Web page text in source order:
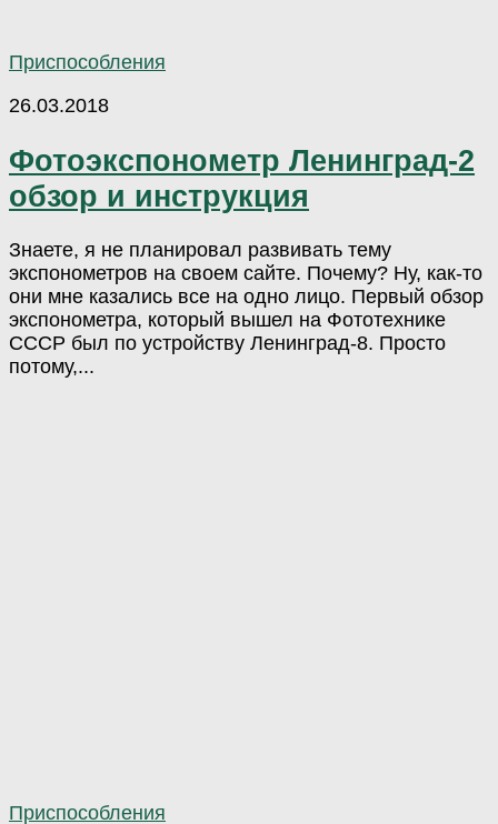
Приспособления
26.03.2018
Фотоэкспонометр Ленинград-2
обзор и инструкция
Знаете, я не планировал развивать тему
экспонометров на своем сайте. Почему? Ну, как-то
они мне казались все на одно лицо. Первый обзор
экспонометра, который вышел на Фототехнике
СССР был по устройству Ленинград-8. Просто
потому,...
Приспособления